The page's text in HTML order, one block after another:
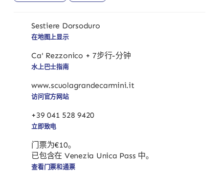
Sestiere Dorsoduro
在地图上显示
Ca' Rezzonico + 7步行-分钟
水上巴士指南
www.scuolagrandecarmini.it
访问官方网站
+39 041 528 9420
立即致电
门票为€10。
已包含在 Venezia Unica Pass 中。
查看门票和通票